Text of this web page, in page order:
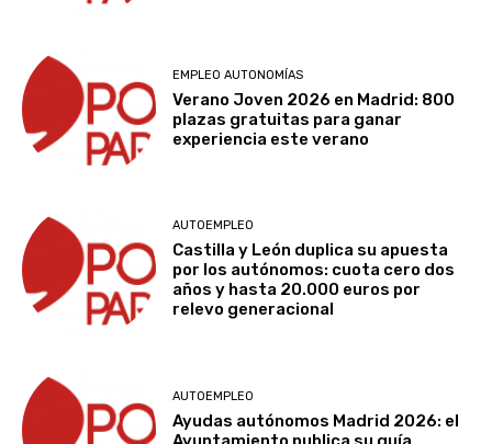
EMPLEO AUTONOMÍAS
Verano Joven 2026 en Madrid: 800
plazas gratuitas para ganar
experiencia este verano
AUTOEMPLEO
Castilla y León duplica su apuesta
por los autónomos: cuota cero dos
años y hasta 20.000 euros por
relevo generacional
AUTOEMPLEO
Ayudas autónomos Madrid 2026: el